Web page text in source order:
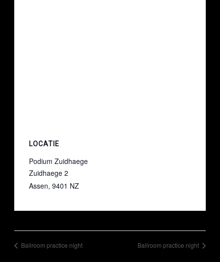
LOCATIE
Podium Zuidhaege
Zuidhaege 2
Assen, 9401 NZ
Ballroom practice night Ballroom practice night